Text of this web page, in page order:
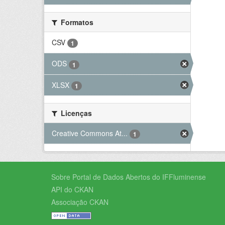
Formatos
CSV
1
ODS 1
XLSX 1
Licenças
Creative Commons At...
1
Sobre Portal de Dados Abertos do IFFluminense
API do CKAN
Associação CKAN